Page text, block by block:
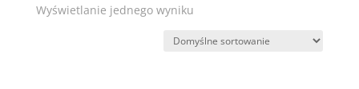
Wyświetlanie jednego wyniku